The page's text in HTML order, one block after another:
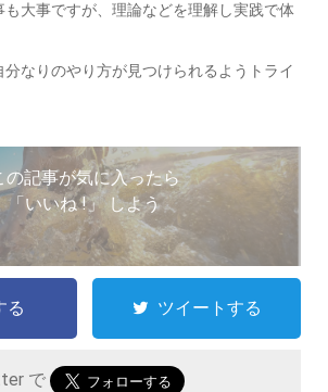
も大事ですが、理論などを理解し実践で体
なりのやり方が見つけられるようトライ
の記事が気に入ったら
「いいね !」 しよう
る ツイートする
で